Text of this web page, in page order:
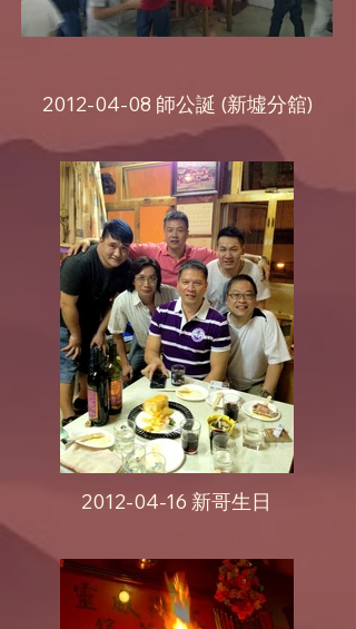
2012-04-08 師公誕 (新墟分舘)
2012-04-16 新哥生日